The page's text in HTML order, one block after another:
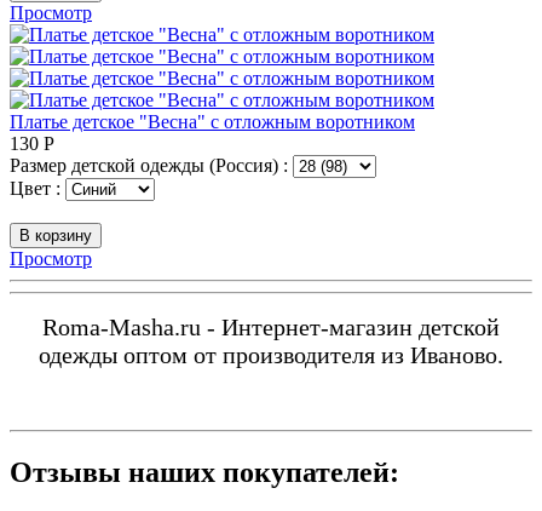
Просмотр
Платье детское "Весна" с отложным воротником
130 Р
Размер детской одежды (Россия) :
Цвет :
В корзину
Просмотр
Roma-Masha.ru - Интернет-магазин детской
одежды оптом от производителя из Иваново.
Отзывы наших покупателей: